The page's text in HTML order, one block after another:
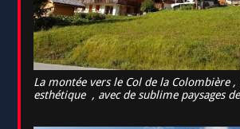
La montée vers le Col de la Colombière ,
esthétique , avec de sublime paysages